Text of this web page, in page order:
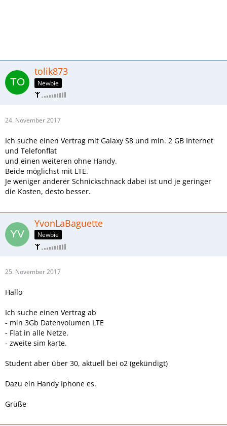
tolik873
Newbie
24. November 2017
Ich suche einen Vertrag mit Galaxy S8 und min. 2 GB Internet
und Telefonflat
und einen weiteren ohne Handy.
Beide möglichst mit LTE.
Je weniger anderer Schnickschnack dabei ist und je geringer
die Kosten, desto besser.
YvonLaBaguette
Newbie
25. November 2017
Hallo
Ich suche einen Vertrag ab
- min 3Gb Datenvolumen LTE
- Flat in alle Netze.
- zweite sim karte.
Student aber über 30, aktuell bei o2 (gekündigt)
Dazu ein Handy Iphone es.
Grüße